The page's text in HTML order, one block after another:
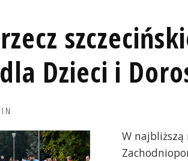
Dzieci i
W najbliższą